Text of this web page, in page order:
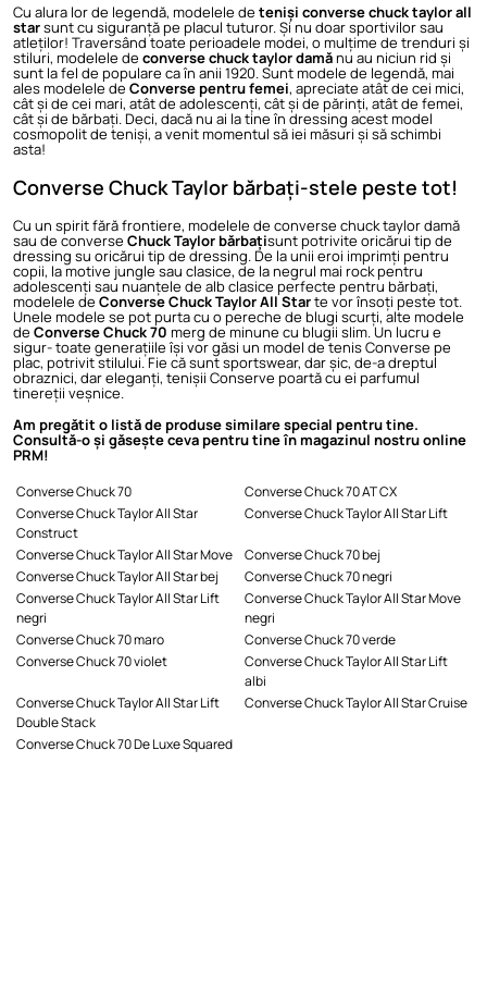
Cu alura lor de legendă, modelele de teniși converse chuck taylor all
starsunt cu siguranță pe placul tuturor. Și nu doar sportivilor sau
atleților! Traversând toate perioadele modei, o mulțime de trenduri și
stiluri, modelele de converse chuck taylor damănu au niciun rid și
sunt la fel de populare ca în anii 1920. Sunt modele de legendă, mai
ales modelele de Converse pentru femei, apreciate atât de cei mici,
cât și de cei mari, atât de adolescenți, cât și de părinți, atât de femei,
cât și de bărbați. Deci, dacă nu ai la tine în dressing acest model
cosmopolit de teniși, a venit momentul să iei măsuri și să schimbi
asta!
Converse Chuck Taylor bărbați-stele peste tot!
Cu un spirit fără frontiere, modelele de converse chuck taylor damă
sau de converse Chuck Taylor bărbațisunt potrivite oricărui tip de
dressing su oricărui tip de dressing. De la unii eroi imprimți pentru
copii, la motive jungle sau clasice, de la negrul mai rock pentru
adolescenți sau nuanțele de alb clasice perfecte pentru bărbați,
modelele de Converse Chuck Taylor All Starte vor însoți peste tot.
Unele modele se pot purta cu o pereche de blugi scurți, alte modele
de Converse Chuck 70 merg de minune cu blugii slim. Un lucru e
sigur- toate generațiile își vor găsi un model de tenis Converse pe
plac, potrivit stilului. Fie că sunt sportswear, dar șic, de-a dreptul
obraznici, dar eleganți, tenișii Conserve poartă cu ei parfumul
tinereții veșnice.
Am pregătit o listă de produse similare special pentru tine.
Consultă-o și găsește ceva pentru tine în magazinul nostru online
PRM!
Converse Chuck 70
Converse Chuck 70 AT CX
Converse Chuck Taylor All Star
Construct
Converse Chuck Taylor All Star Lift
Converse Chuck Taylor All Star Move
Converse Chuck 70 bej
Converse Chuck Taylor All Star bej
Converse Chuck 70 negri
Converse Chuck Taylor All Star Lift
negri
Converse Chuck Taylor All Star Move
negri
Converse Chuck 70 maro
Converse Chuck 70 verde
Converse Chuck 70 violet
Converse Chuck Taylor All Star Lift
albi
Converse Chuck Taylor All Star Lift
Double Stack
Converse Chuck Taylor All Star Cruise
Converse Chuck 70 De Luxe Squared